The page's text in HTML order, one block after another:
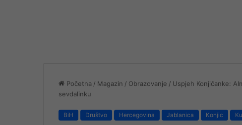
Početna / Magazin / Obrazovanje / Uspjeh Konjičanke:
sevdalinku
BiH Društvo Hercegovina Jablanica Konjic